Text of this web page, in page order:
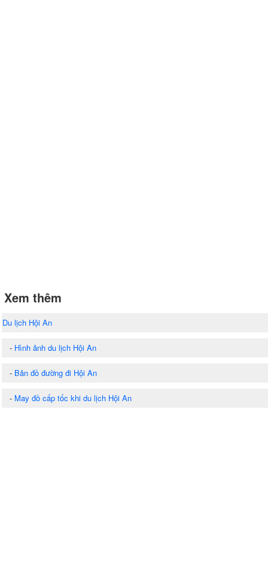
Xem thêm
Du lịch Hội An
- Hình ảnh du lịch Hội An
- Bản đồ đường đi Hội An
- May đồ cấp tốc khi du lịch Hội An